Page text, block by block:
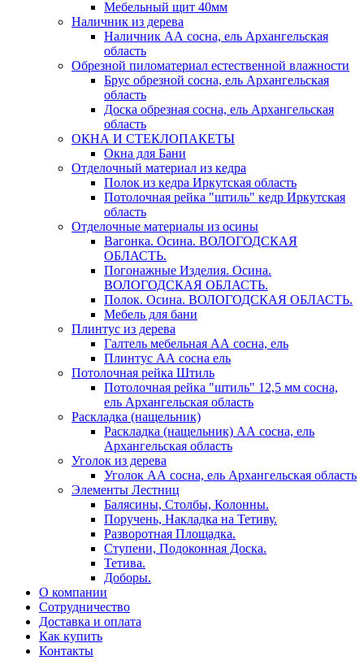
Мебельный щит 40мм
Наличник из дерева
Наличник АА сосна, ель Архангельская
область
Обрезной пиломатериал естественной влажности
Брус обрезной сосна, ель Архангельская
область
Доска обрезная сосна, ель Архангельская
область
ОКНА И СТЕКЛОПАКЕТЫ
Окна для Бани
Отделочный материал из кедра
Полок из кедра Иркутская область
Потолочная рейка "штиль" кедр Иркутская
область
Отделочные материалы из осины
Вагонка. Осина. ВОЛОГОДСКАЯ
ОБЛАСТЬ.
Погонажные Изделия. Осина.
ВОЛОГОДСКАЯ ОБЛАСТЬ.
Полок. Осина. ВОЛОГОДСКАЯ ОБЛАСТЬ.
Мебель для бани
Плинтус из дерева
Галтель мебельная АА сосна, ель
Плинтус АА сосна ель
Потолочная рейка Штиль
Потолочная рейка "штиль" 12,5 мм сосна,
ель Архангельская область
Раскладка (нащельник)
Раскладка (нащельник) АА сосна, ель
Архангельская область
Уголок из дерева
Уголок АА сосна, ель Архангельская область
Элементы Лестниц
Балясины, Столбы, Колонны.
Поручень, Накладка на Тетиву.
Разворотная Площадка.
Ступени, Подоконная Доска.
Тетива.
Доборы.
О компании
Сотрудничество
Доставка и оплата
Как купить
Контакты